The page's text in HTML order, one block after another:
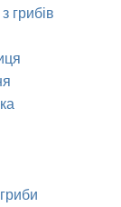
грибів